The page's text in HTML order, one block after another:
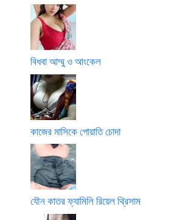
বিধবা আম্মু ও আংকেল
কাজের মাসিকে পোয়াতি চোদা
যৌন কাতর ফ্যামিলি রিয়েল থ্রিসাম